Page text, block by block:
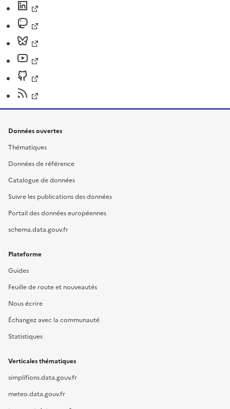
Données ouvertes
Thématiques
Données de référence
Catalogue de données
Suivre les publications des données
Portail des données européennes
schema.data.gouv.fr
Plateforme
Guides
Feuille de route et nouveautés
Nous écrire
Échangez avec la communauté
Statistiques
Verticales thématiques
simplifions.data.gouv.fr
meteo.data.gouv.fr